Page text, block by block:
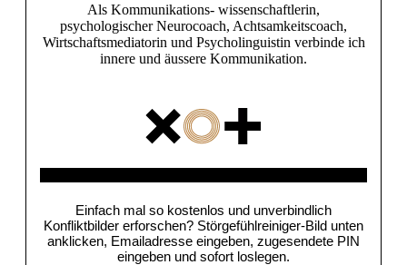
Als Kommunikations- wissenschaftlerin,
psychologischer Neurocoach, Achtsamkeitscoach,
Wirtschaftsmediatorin und Psycholinguistin verbinde ich
innere und äussere Kommunikation.
Einfach mal so kostenlos und unverbindlich
Konfliktbilder erforschen? Störgefühlreiniger-Bild unten
anklicken, Emailadresse eingeben, zugesendete PIN
eingeben und sofort loslegen.